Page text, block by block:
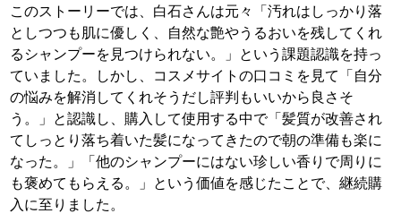
このストーリーでは、白石さんは元々「汚れはしっかり落
としつつも肌に優しく、自然な艶やうるおいを残してくれ
るシャンプーを見つけられない。」という課題認識を持っ
ていました。しかし、コスメサイトの口コミを見て「自分
の悩みを解消してくれそうだし評判もいいから良さそ
う。」と認識し、購入して使用する中で「髪質が改善され
てしっとり落ち着いた髪になってきたので朝の準備も楽に
なった。」「他のシャンプーにはない珍しい香りで周りに
も褒めてもらえる。」という価値を感じたことで、継続購
入に至りました。